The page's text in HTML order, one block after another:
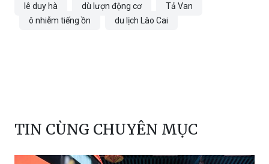
lê duy hà dù lượn động cơ
Tả Van
ô nhiễm tiếng ồn
du lịch Lào Cai
TIN CÙNG CHUYÊN MỤC